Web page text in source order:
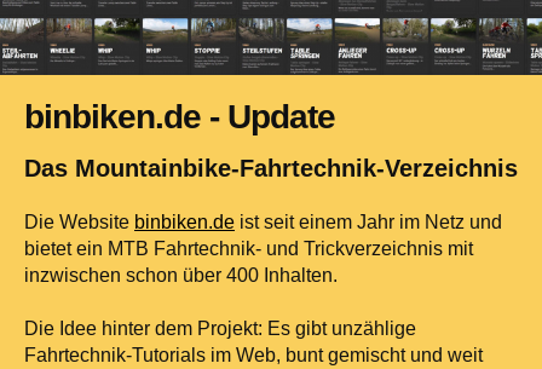
binbiken.de - Update
Das Mountainbike-Fahrtechnik-Verzeichnis
Die Website binbiken.de ist seit einem Jahr im Netz und
bietet ein MTB Fahrtechnik- und Trickverzeichnis mit
inzwischen schon über 400 Inhalten.
Die Idee hinter dem Projekt: Es gibt unzählige
Fahrtechnik-Tutorials im Web, bunt gemischt und weit